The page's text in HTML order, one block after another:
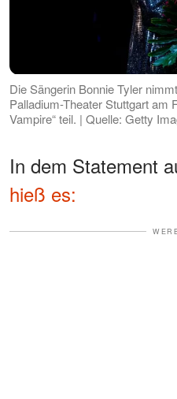
Die Sängerin Bonnie Tyler
Palladium-Theater Stuttgart am
Vampire“ teil. | Quelle: Getty
In dem Statement
hieß es: